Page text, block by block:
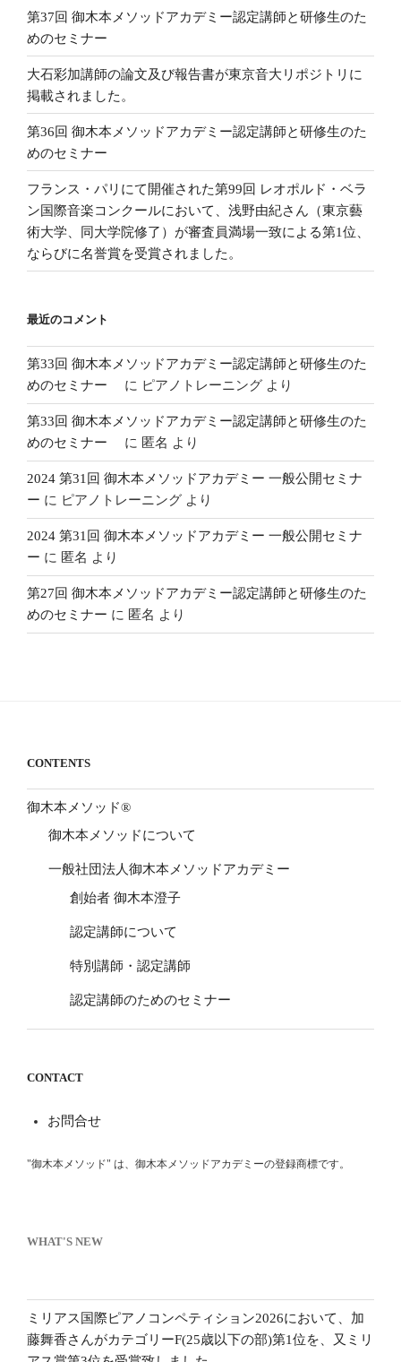
第37回 御木本メソッドアカデミー認定講師と研修生のた
めのセミナー
大石彩加講師の論文及び報告書が東京音大リポジトリに
掲載されました。
第36回 御木本メソッドアカデミー認定講師と研修生のた
めのセミナー
フランス・パリにて開催された第99回 レオポルド・ベラ
ン国際音楽コンクールにおいて、浅野由紀さん（東京藝
術大学、同大学院修了）が審査員満場一致による第1位、
ならびに名誉賞を受賞されました。
最近のコメント
第33回 御木本メソッドアカデミー認定講師と研修生のた
めのセミナー
に ピアノトレーニング より
第33回 御木本メソッドアカデミー認定講師と研修生のた
めのセミナー
に 匿名 より
2024 第31回 御木本メソッドアカデミー 一般公開セミナ
ー に ピアノトレーニング より
2024 第31回 御木本メソッドアカデミー 一般公開セミナ
ー に 匿名 より
第27回 御木本メソッドアカデミー認定講師と研修生のた
めのセミナー に 匿名 より
CONTENTS
御木本メソッド®
御木本メソッドについて
一般社団法人御木本メソッドアカデミー
創始者 御木本澄子
認定講師について
特別講師・認定講師
認定講師のためのセミナー
CONTACT
お問合せ
"御木本メソッド" は、御木本メソッドアカデミーの登録商標です。
WHAT'S NEW
ミリアス国際ピアノコンペティション2026において、加
藤舞香さんがカテゴリーF(25歳以下の部)第1位を、又ミリ